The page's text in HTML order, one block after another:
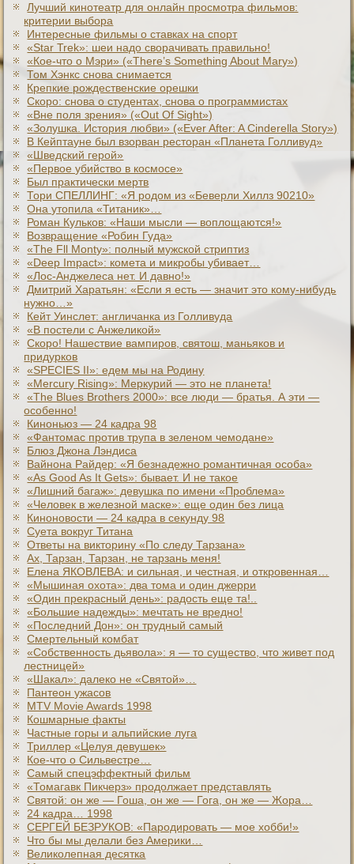
Лучший кинотеатр для онлайн просмотра фильмов:
критерии выбора
Интересные фильмы о ставках на спорт
«Star Trek»: шеи надо сворачивать правильно!
«Кое-что о Мэри» («There’s Something About Mary»)
Том Хэнкс снова снимается
Крепкие рождественские орешки
Скоро: снова о студентах, снова о программистах
«Вне поля зрения» («Out Of Sight»)
«Золушка. История любви» («Ever After: A Cinderеlla Story»)
В Кейптауне был взорван ресторан «Планета Голливуд»
«Шведский герой»
«Первое убийство в космосе»
Был практически мертв
Тори СПЕЛЛИНГ: «Я родом из «Беверли Хиллз 90210»
Она утопила «Титаник»…
Роман Кульков: «Наши мысли — воплощаются!»
Возвращение «Робин Гуда»
«The Fll Monty»: полный мужской стриптиз
«Deep Impact»: комета и микробы убивает…
«Лос-Анджелеса нет. И давно!»
Дмитрий Харатьян: «Если я есть — значит это кому-нибудь
нужно…»
Кейт Уинслет: англичанка из Голливуда
«В постели с Анжеликой»
Скоро! Нашествие вампиров, святош, маньяков и
придурков
«SPECIES II»: едем мы на Родину
«Mercury Rising»: Меркурий — это не планета!
«The Blues Brothers 2000»: все люди — братья. А эти —
особенно!
Киноньюз — 24 кадра 98
«Фантомас против трупа в зеленом чемодане»
Блюз Джона Лэндиса
Вайнона Райдер: «Я безнадежно романтичная особа»
«As Good As It Gets»: бывает. И не такое
«Лишний багаж»: девушка по имени «Проблема»
«Человек в железной маске»: еще один без лица
Киноновости — 24 кадра в секунду 98
Суета вокруг Титана
Ответы на викторину «По следу Тарзана»
Ах, Тарзан, Тарзан, не тарзань меня!
Елена ЯКОВЛЕВА: и сильная, и честная, и откровенная…
«Мышиная охота»: два тома и один джерри
«Один прекрасный день»: радость еще та!..
«Большие надежды»: мечтать не вредно!
«Последний Дон»: он трудный самый
Смертельный комбат
«Собственность дьявола»: я — то существо, что живет под
лестницей»
«Шакал»: далеко не «Святой»…
Пантеон ужасов
MTV Movie Awards 1998
Кошмарные факты
Частные горы и альпийские луга
Триллер «Целуя девушек»
Кое-что о Сильвестре…
Самый спецэффектный фильм
«Томагавк Пикчерз» продолжает представлять
Святой: он же — Гоша, он же — Гога, он же — Жора…
24 кадра… 1998
СЕРГЕЙ БЕЗРУКОВ: «Пародировать — мое хобби!»
Что бы мы делали без Америки…
Великолепная десятка